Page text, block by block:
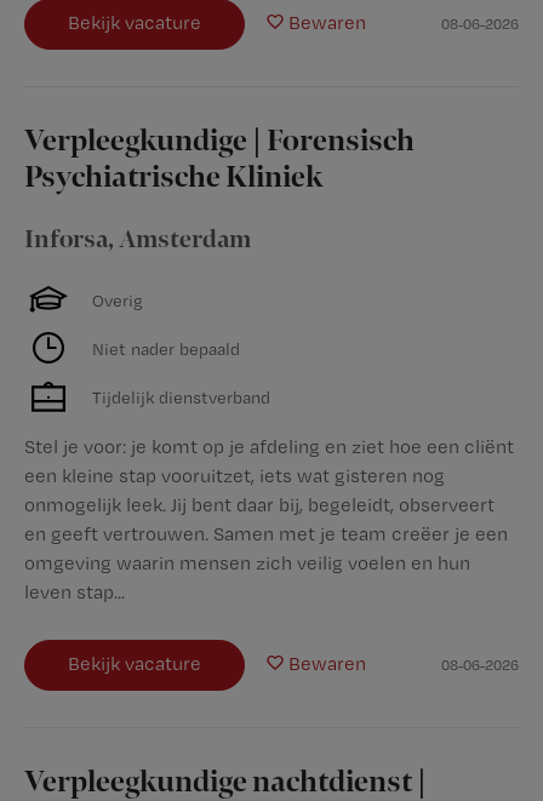
Bekijk vacature Bewaren 08-06-2026
Verpleegkundige | Forensisch
Psychiatrische Kliniek
Inforsa, Amsterdam
Overig
Niet nader bepaald
Tijdelijk dienstverband
Stel je voor: je komt op je afdeling en ziet hoe een cliënt
een kleine stap vooruitzet, iets wat gisteren nog
onmogelijk leek. Jij bent daar bij, begeleidt, observeert
en geeft vertrouwen. Samen met je team creëer je een
omgeving waarin mensen zich veilig voelen en hun
leven stap...
Bekijk vacature Bewaren 08-06-2026
Verpleegkundige nachtdienst |